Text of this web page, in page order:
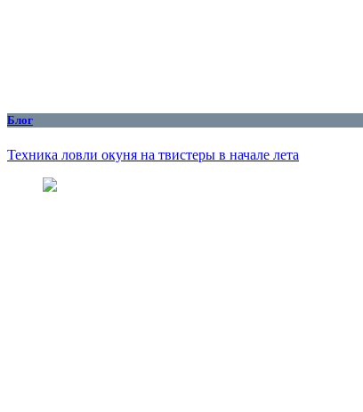
Блог
Техника ловли окуня на твистеры в начале лета